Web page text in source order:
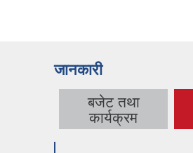
जानकारी
बजेट तथा
कार्यक्रम